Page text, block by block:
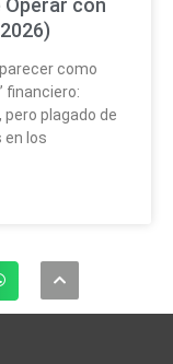
con
como
financiero:
plagado de
en los